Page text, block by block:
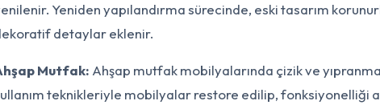
Yeniden yapılandırma sürecinde, eski tasarım
detaylar eklenir.
Mutfak: Ahşap mutfak mobilyalarında çizik ve
teknikleriyle mobilyalar restore edilip, fonksiyonelliği